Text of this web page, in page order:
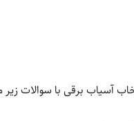
آسیاب برقی با سوالات